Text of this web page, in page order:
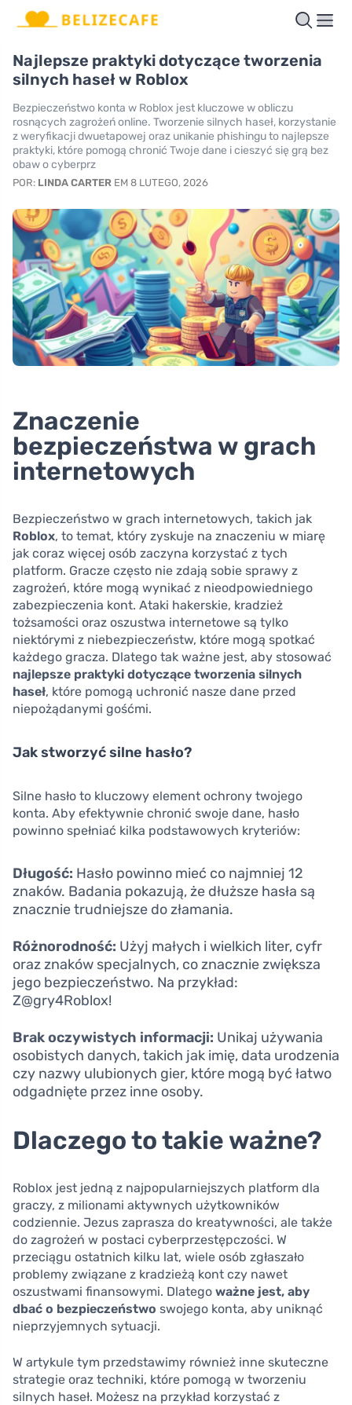
Najlepsze praktyki dotyczące tworzenia
silnych haseł w Roblox
Bezpieczeństwo konta w Roblox jest kluczowe w obliczu
rosnących zagrożeń online. Tworzenie silnych haseł, korzystanie
z weryfikacji dwuetapowej oraz unikanie phishingu to najlepsze
praktyki, które pomogą chronić Twoje dane i cieszyć się grą bez
obaw o cyberprz
POR: LINDA CARTER EM 8 LUTEGO, 2026
Znaczenie
bezpieczeństwa w grach
internetowych
Bezpieczeństwo w grach internetowych, takich jak
Roblox, to temat, który zyskuje na znaczeniu w miarę
jak coraz więcej osób zaczyna korzystać z tych
platform. Gracze często nie zdają sobie sprawy z
zagrożeń, które mogą wynikać z nieodpowiedniego
zabezpieczenia kont. Ataki hakerskie, kradzież
tożsamości oraz oszustwa internetowe są tylko
niektórymi z niebezpieczeństw, które mogą spotkać
każdego gracza. Dlatego tak ważne jest, aby stosować
najlepsze praktyki dotyczące tworzenia silnych
haseł, które pomogą uchronić nasze dane przed
niepożądanymi gośćmi.
Jak stworzyć silne hasło?
Silne hasło to kluczowy element ochrony twojego
konta. Aby efektywnie chronić swoje dane, hasło
powinno spełniać kilka podstawowych kryteriów:
Długość: Hasło powinno mieć co najmniej 12
znaków. Badania pokazują, że dłuższe hasła są
znacznie trudniejsze do złamania.
Różnorodność: Użyj małych i wielkich liter, cyfr
oraz znaków specjalnych, co znacznie zwiększa
jego bezpieczeństwo. Na przykład:
Z@gry4Roblox!
Brak oczywistych informacji: Unikaj używania
osobistych danych, takich jak imię, data urodzenia
czy nazwy ulubionych gier, które mogą być łatwo
odgadnięte przez inne osoby.
Dlaczego to takie ważne?
Roblox jest jedną z najpopularniejszych platform dla
graczy, z milionami aktywnych użytkowników
codziennie. Jezus zaprasza do kreatywności, ale także
do zagrożeń w postaci cyberprzestępczości. W
przeciągu ostatnich kilku lat, wiele osób zgłaszało
problemy związane z kradzieżą kont czy nawet
oszustwami finansowymi. Dlatego ważne jest, aby
dbać o bezpieczeństwo swojego konta, aby uniknąć
nieprzyjemnych sytuacji.
W artykule tym przedstawimy również inne skuteczne
strategie oraz techniki, które pomogą w tworzeniu
silnych haseł. Możesz na przykład korzystać z